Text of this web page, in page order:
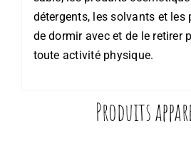
détergents, les solvants et les
de dormir avec et de le retirer
toute activité physique.
Produits